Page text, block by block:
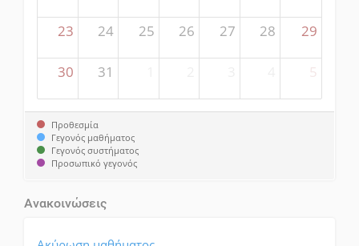
23 24 25 26 27 28 29
30 31 5
Προθεσμία
Γεγονός μαθήματος
Γεγονός συστήματος
Προσωπικό γεγονός
Ανακοινώσεις